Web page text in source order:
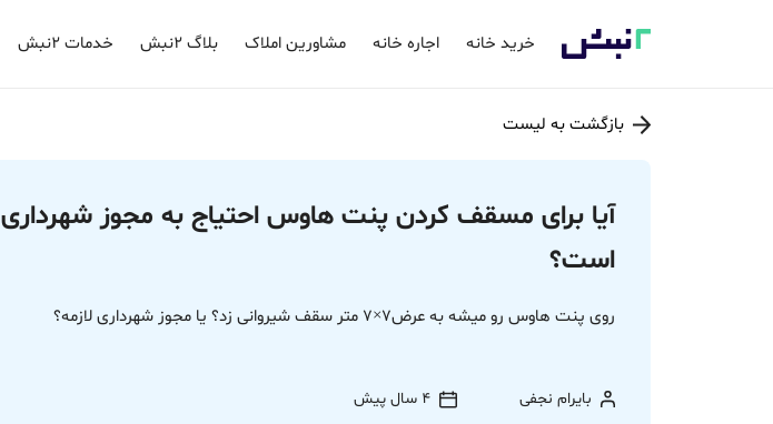
خرید خانه اجاره خانه مشاورین املاک بلاگ ۲نبش خدمات ۲نبش
بازگشت به لیست
آیا برای مسقف کردن پنت هاوس احتیاج به مجوز شهرداری
است؟
روی پنت هاوس رو میشه به عرض7×7 متر سقف شیروانی زد؟ یا مجوز شهرداری لازمه؟
بایرام نجفی 4 سال پیش